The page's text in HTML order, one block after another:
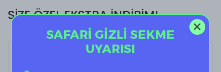
SİZE ÖZEL EKSTRA İNDİRİM!
SAFARİ GİZLİ SEKME
UYARISI